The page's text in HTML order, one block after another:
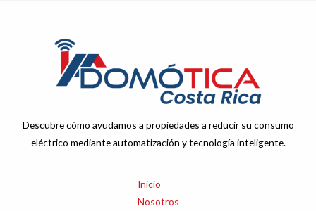
Descubre cómo ayudamos a propiedades a reducir su consumo
eléctrico mediante automatización y tecnología inteligente.
Inicio
Nosotros